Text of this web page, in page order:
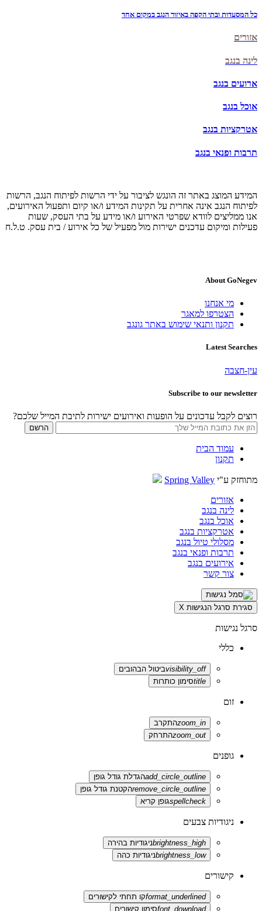
כל המסעדות ובתי הקפה באיזור הנגב במקום אחד
אזורים
לינה בנגב
ארועים בנגב
אוכל בנגב
אטרקציות בנגב
תרבות ופנאי בנגב
המידע המוצג באתר זה הונגש לציבור על ידי הרשות לפיתוח הנגב, הרשות
לפיתוח הנגב אינה אחרית על תקינות המידע ו/או קיום ותפעול האירועים,
אנו ממליצים לוודא שפרטי האירוע ו/או מידע על בתי העסק, שעות
פעילות ומיקום עדכנים ישירות מול מפעיל של כל אירוע / בית עסק. ט.ל.ח
About GoNegev
מי אנחנו
הצטרפו למאגר
תקנון ותנאי שימוש באתר גונגב
Latest Searches
עין-חצבה
Subscribe to our newsletter
רוצים לקבל עדכונים על הופעות ואירועים ישירות לתיבת המייל שלכם?
עמוד הבית
תקנון
מתוחזק ע"י Spring Valley
אזורים
לינה בנגב
אוכל בנגב
אטרקציות בנגב
מסלולי טיול בנגב
תרבות ופנאי בנגב
אירועים בנגב
צור קשר
סגירת סרגל הנגישות X
סרגל נגישות
כללי
visibility_offביטול הבהובים
titleסימון כותרות
זום
zoom_inהתקרב
zoom_outהתרחק
גופנים
add_circle_outlineהגדלת גודל גופן
remove_circle_outlineהקטנת גודל גופן
spellcheckגופן קריא
ניגודיות צבעים
brightness_highניגודיות בהירה
brightness_lowניגודיות כהה
קישורים
format_underlinedקו תחתי לקישורים
font_downloadסימון קישורים